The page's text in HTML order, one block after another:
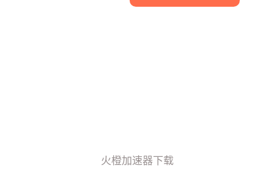
火橙加速器下载